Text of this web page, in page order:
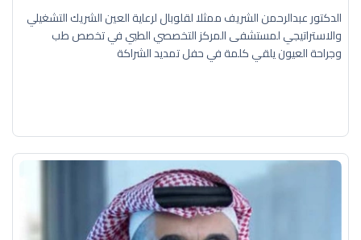
الدكتور عبدالرحمن الشريف ممثلا لقلوبال لرعاية العين الشريك التشغيلي
والاستراتيجي لمستشفى المركز التخصصي الطبي في تخصص طب
وجراحة العيون يلقي كلمة في حفل تمديد الشراكة